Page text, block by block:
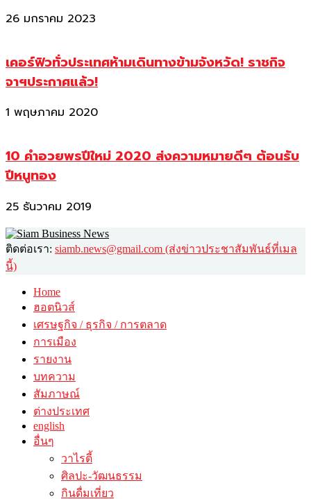
26 มกราคม 2023
เคอร์ฟิวทั่วประเทศห้ามเดินทางข้ามจังหวัด! ราชกิจ
จาฯประกาศแล้ว!
1 พฤษภาคม 2020
10 คำอวยพรปีใหม่ 2020 ส่งความหมายดีๆ ต้อนรับ
ปีหนูทอง
25 ธันวาคม 2019
ติดต่อเรา: siamb.news@gmail.com (ส่งข่าวประชาสัมพันธ์ที่เมล
นี้)
Home
ฮอตนิวส์
เศรษฐกิจ / ธุรกิจ / การตลาด
การเมือง
รายงาน
บทความ
สัมภาษณ์
ต่างประเทศ
english
อื่นๆ
วาไรตี้
ศิลปะ-วัฒนธรรม
กินดื่มเที่ยว